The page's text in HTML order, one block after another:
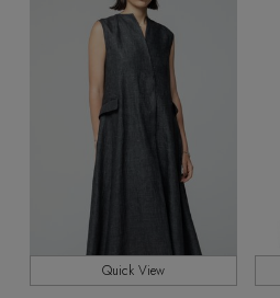
Quick View